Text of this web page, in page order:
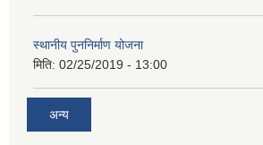
स्थानीय पुननिर्माण योजना
मिति: 02/25/2019 - 13:00
अन्य